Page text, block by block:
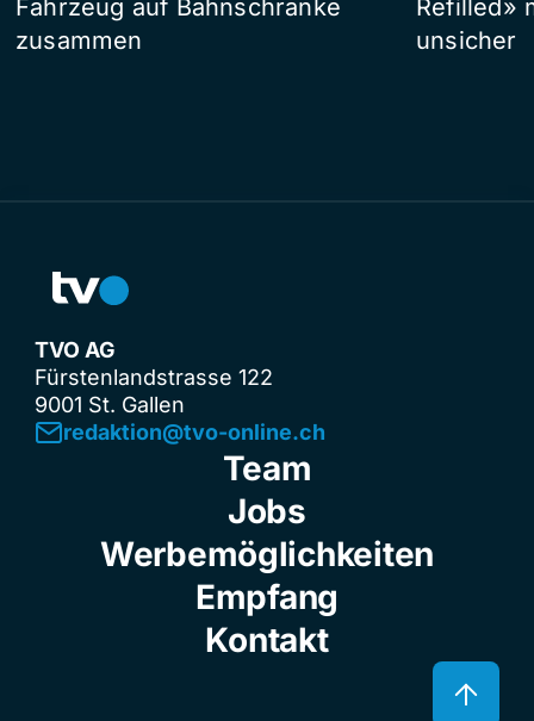
Fahrzeug auf Bahnschranke
zusammen
Refilled»
unsicher
TVO AG
Fürstenlandstrasse 122
9001 St. Gallen
redaktion@tvo-online.ch
Team
Jobs
Werbemöglichkeiten
Empfang
Kontakt